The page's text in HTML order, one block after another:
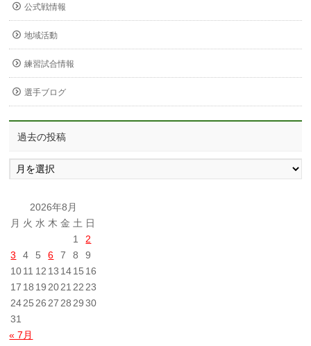
公式戦情報
地域活動
練習試合情報
選手ブログ
過去の投稿
過
去
稿
2026年8月
月 火 水 木 金 土 日
1
2
3
4 5 6 7 8
9
1011 12 13 1415 16
17 18 19 2021 22 23
2425 26 27 28 29 30
31
« 7月